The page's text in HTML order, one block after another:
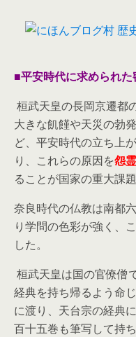
■平安時代に求められた
桓武天皇の長岡京遷都
大きな飢饉や天災の勃
ど、平安時代の立ち上
り、これらの原因を怨
ることが国家の重大課
奈良時代の仏教は南都
り学問の色彩が強く、
した。
桓武天皇は国の官僚僧
経典を持ち帰るよう命
に渡り、天台宗の経典
百十五巻も筆写して持